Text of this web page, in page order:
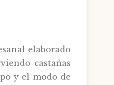
elaborado
castañas
y el modo de